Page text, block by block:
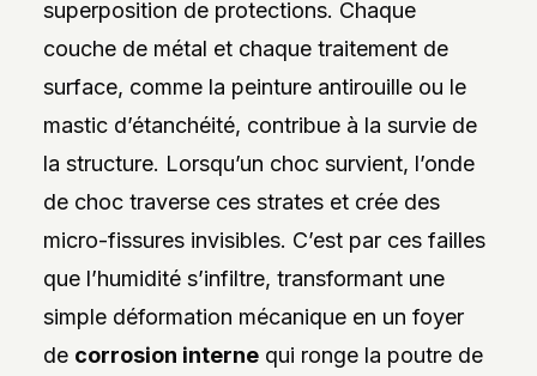
superposition de protections. Chaque
couche de métal et chaque traitement de
surface, comme la peinture antirouille ou le
mastic d’étanchéité, contribue à la survie de
la structure. Lorsqu’un choc survient, l’onde
de choc traverse ces strates et crée des
micro-fissures invisibles. C’est par ces failles
que l’humidité s’infiltre, transformant une
simple déformation mécanique en un foyer
de corrosion internequi ronge la poutre de